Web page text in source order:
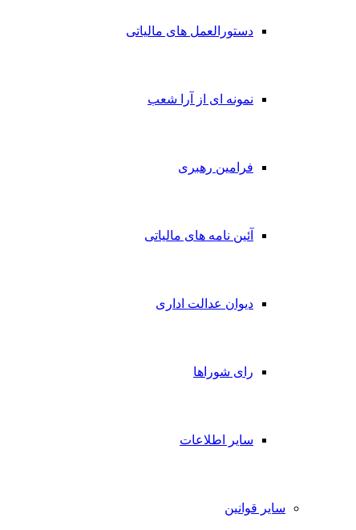
دستورالعمل های مالیاتی
نمونه ای از آرا شعب
فرامین رهبری
آئین نامه های مالیاتی
دیوان عدالت اداری
رای شوراها
سایر اطلاعات
سایر قوانین